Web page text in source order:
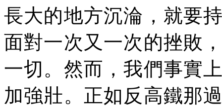
長大的地方沉淪，就要
面對一次又一次的挫敗
一切。然而，我們事實
加強壯。正如反高鐵那